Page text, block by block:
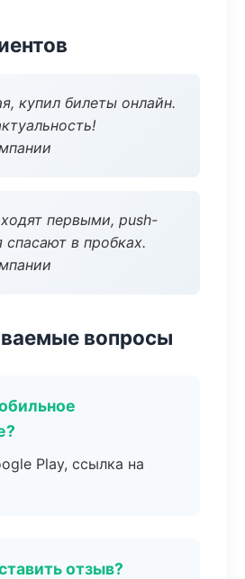
купил билеты онлайн.
первыми, push-
спасают в пробках.
вопросы
Play, ссылка на
отзыв?